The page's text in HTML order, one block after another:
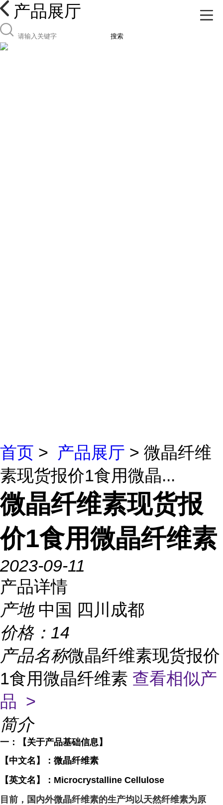
产品展厅
搜索
首页 > 产品展厅 > 微晶纤维
素现货报价1食用微晶...
微晶纤维素现货报
价1食用微晶纤维素
2023-09-11
产品详情
产地 中国 四川成都
价格： 14
产品名称微晶纤维素现货报价
1食用微晶纤维素 查看相似产
品 >
简介
一：【关于产品基础信息】
【中文名】：微晶纤维素
【英文名】：Microcrystalline Cellulose
目前，国内外微晶纤维素的生产均以天然纤维素为原